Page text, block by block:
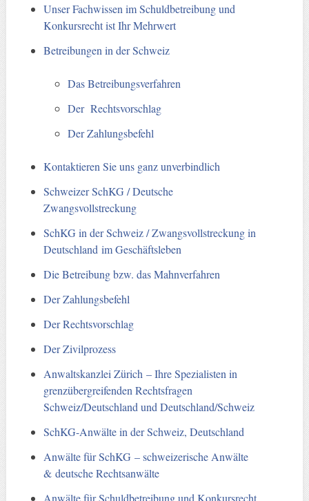
Unser Fachwissen im Schuldbetreibung und
Konkursrecht ist Ihr Mehrwert
Betreibungen in der Schweiz
Das Betreibungsverfahren
Der Rechtsvorschlag
Der Zahlungsbefehl
Kontaktieren Sie uns ganz unverbindlich
Schweizer SchKG / Deutsche
Zwangsvollstreckung
SchKG in der Schweiz / Zwangsvollstreckung in
Deutschland im Geschäftsleben
Die Betreibung bzw. das Mahnverfahren
Der Zahlungsbefehl
Der Rechtsvorschlag
Der Zivilprozess
Anwaltskanzlei Zürich – Ihre Spezialisten in
grenzübergreifenden Rechtsfragen
Schweiz/Deutschland und Deutschland/Schweiz
SchKG-Anwälte in der Schweiz, Deutschland
Anwälte für SchKG – schweizerische Anwälte
& deutsche Rechtsanwälte
Anwälte für Schuldbetreibung und Konkursrecht